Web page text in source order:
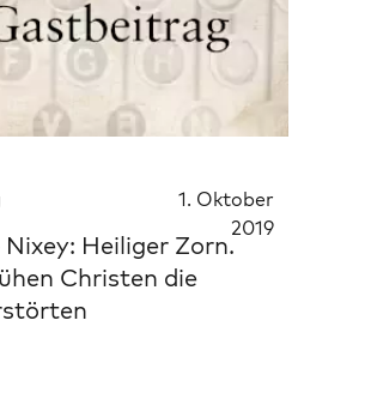
1. Oktober
2019
Heiliger Zorn.
Christen die